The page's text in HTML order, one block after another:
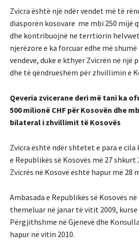
Zvicra është një ndër vendet më të
diasporën kosovare me mbi 250 mijë
dhe kontribuojnë ne terrtiorin
njerëzore e ka forcuar edhe më
vendeve, duke e kthyer Zvicrën në një
dhe të qëndrueshëm për zhvillimin e
Qeveria zvicerane deri më tani ka
500 milionë CHF për Kosovën dhe
bilateral i zhvillimit të Kosovës
Zvicra është ndër shtetet e para e cila
e Republikës së Kosovës më 27 shkurt
Zvicrës në Kosovë është hapur më 28
Ambasada e Republikës së Kosovës
themeluar në janar të vitit 2009,
Përgjithshme në Gjenevë dhe
hapur në vitin 2010.